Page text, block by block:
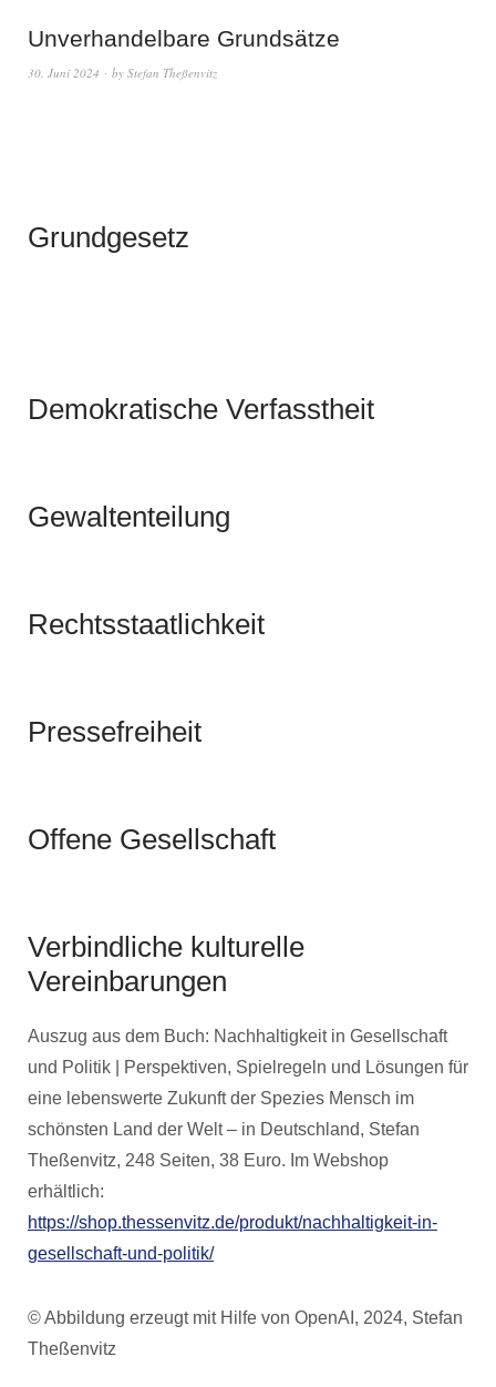
Unverhandelbare Grundsätze
30. Juni 2024 by Stefan Theßenvitz
Grundgesetz
Demokratische Verfasstheit
Gewaltenteilung
Rechtsstaatlichkeit
Pressefreiheit
Offene Gesellschaft
Verbindliche kulturelle
Vereinbarungen
Auszug aus dem Buch: Nachhaltigkeit in Gesellschaft
und Politik | Perspektiven, Spielregeln und Lösungen für
eine lebenswerte Zukunft der Spezies Mensch im
schönsten Land der Welt – in Deutschland, Stefan
Theßenvitz, 248 Seiten, 38 Euro. Im Webshop
erhältlich:
https://shop.thessenvitz.de/produkt/nachhaltigkeit-in-
gesellschaft-und-politik/
© Abbildung erzeugt mit Hilfe von OpenAI, 2024, Stefan
Theßenvitz